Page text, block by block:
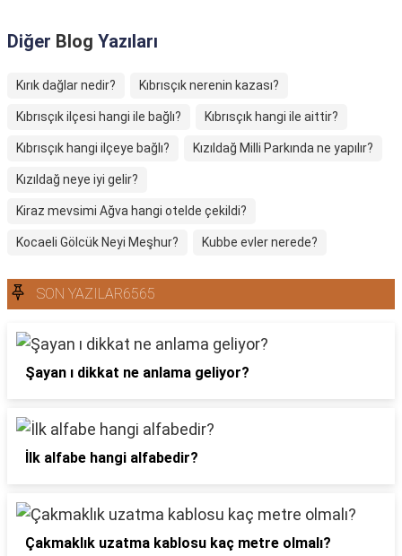
Diğer Blog Yazıları
Kırık dağlar nedir? Kıbrısçık nerenin kazası?
Kıbrısçık ilçesi hangi ile bağlı? Kıbrısçık hangi ile aittir?
Kıbrısçık hangi ilçeye bağlı? Kızıldağ Milli Parkında ne yapılır?
Kızıldağ neye iyi gelir?
Kiraz mevsimi Ağva hangi otelde çekildi?
Kocaeli Gölcük Neyi Meşhur? Kubbe evler nerede?
SON YAZILAR6565
Şayan ı dikkat ne anlama geliyor?
İlk alfabe hangi alfabedir?
Çakmaklık uzatma kablosu kaç metre olmalı?